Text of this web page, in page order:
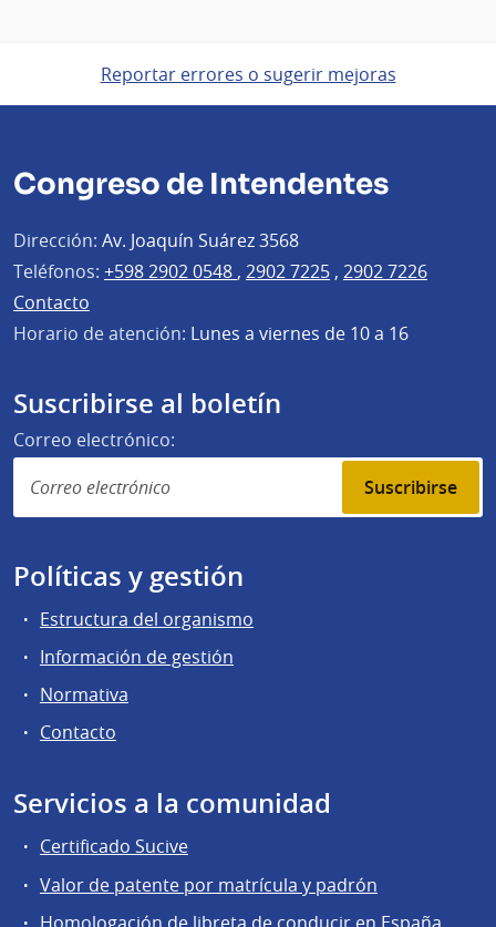
Reportar errores o sugerir mejoras
Congreso de Intendentes
Dirección: Av. Joaquín Suárez 3568
Teléfonos: +598 2902 0548 , 2902 7225 , 2902 7226
Contacto
Horario de atención: Lunes a viernes de 10 a 16
Suscribirse al boletín
Correo electrónico:
Suscribirse
Políticas y gestión
Estructura del organismo
Información de gestión
Normativa
Contacto
Servicios a la comunidad
Certificado Sucive
Valor de patente por matrícula y padrón